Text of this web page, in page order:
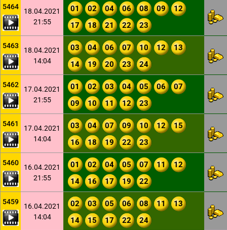
5464
18.04.2021
21:55
01 02 04 06 08 09
12
17
18 21 22 23
5463
18.04.2021
14:04
03 04 06 07 10 12
13
14
19 20 23 24
5462
17.04.2021
21:55
01 02 03 04 05 06
07
09
10 11 12 23
5461
17.04.2021
14:04
03 04 07 09 10 12
15
16
18 19 22 23
5460
16.04.2021
21:55
01 02 04 05 07 11
12
14
16 17 19 22
5459
16.04.2021
14:04
02 03 05 06 08 11
13
14
15 17 22 24